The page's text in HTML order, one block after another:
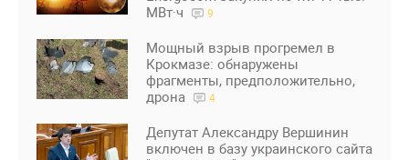
МВт·ч
9
Мощный взрыв прогремел в
Крокмазе: обнаружены
фрагменты, предположительно,
дрона
4
Депутат Александру Вершинин
включен в базу украинского сайта